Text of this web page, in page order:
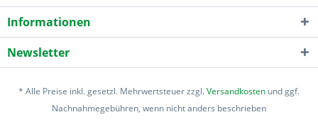
Informationen
Newsletter
* Alle Preise inkl. gesetzl. Mehrwertsteuer zzgl.Versandkosten und ggf.
Nachnahmegebühren, wenn nicht anders beschrieben